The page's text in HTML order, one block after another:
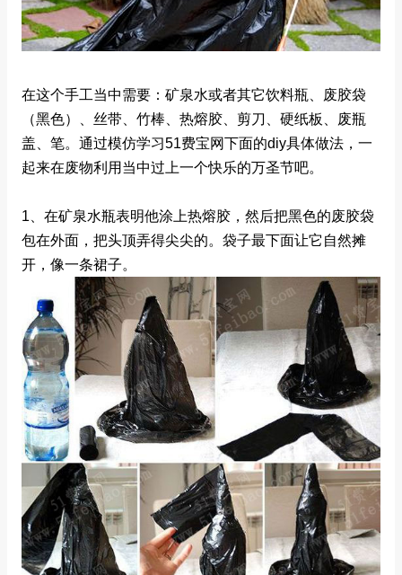
在这个手工当中需要：矿泉水或者其它饮料瓶、废胶袋
（黑色）、丝带、竹棒、热熔胶、剪刀、硬纸板、废瓶
盖、笔。通过模仿学习51费宝网下面的diy具体做法，一
起来在废物利用当中过上一个快乐的万圣节吧。
1、在矿泉水瓶表明他涂上热熔胶，然后把黑色的废胶袋
包在外面，把头顶弄得尖尖的。袋子最下面让它自然摊
开，像一条裙子。